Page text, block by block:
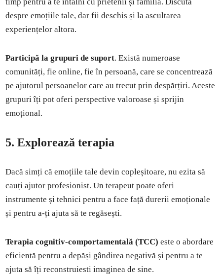
despre emoțiile tale, dar fii deschis și la ascultarea
experiențelor altora.
Participă la grupuri de suport. Există numeroase
comunități, fie online, fie în persoană, care se concentrează
pe ajutorul persoanelor care au trecut prin despărțiri. Aceste
grupuri îți pot oferi perspective valoroase și sprijin
emoțional.
5. Explorează terapia
Dacă simți că emoțiile tale devin copleșitoare, nu ezita să
cauți ajutor profesionist. Un terapeut poate oferi
instrumente și tehnici pentru a face față durerii emoționale
și pentru a-ți ajuta să te regăsești.
Terapia cognitiv-comportamentală (TCC) este o abordare
eficientă pentru a depăși gândirea negativă și pentru a te
ajuta să îți reconstruiesti imaginea de sine.